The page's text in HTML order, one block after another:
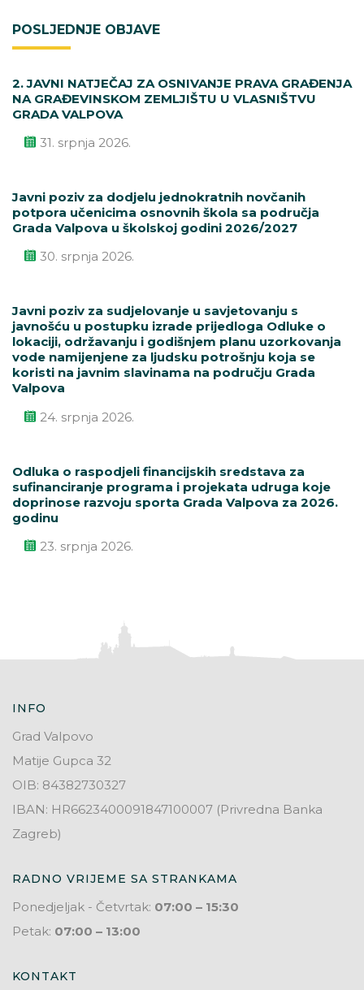
POSLJEDNJE OBJAVE
2. JAVNI NATJEČAJ ZA OSNIVANJE PRAVA GRAĐENJA
NA GRAĐEVINSKOM ZEMLJIŠTU U VLASNIŠTVU
GRADA VALPOVA
31. srpnja 2026.
Javni poziv za dodjelu jednokratnih novčanih
potpora učenicima osnovnih škola sa područja
Grada Valpova u školskoj godini 2026/2027
30. srpnja 2026.
Javni poziv za sudjelovanje u savjetovanju s
javnošću u postupku izrade prijedloga Odluke o
lokaciji, održavanju i godišnjem planu uzorkovanja
vode namijenjene za ljudsku potrošnju koja se
koristi na javnim slavinama na području Grada
Valpova
24. srpnja 2026.
Odluka o raspodjeli financijskih sredstava za
sufinanciranje programa i projekata udruga koje
doprinose razvoju sporta Grada Valpova za 2026.
godinu
23. srpnja 2026.
INFO
Grad Valpovo
Matije Gupca 32
OIB: 84382730327
IBAN: HR6623400091847100007 (Privredna Banka
Zagreb)
RADNO VRIJEME SA STRANKAMA
Ponedjeljak - Četvrtak: 07:00 – 15:30
Petak: 07:00 – 13:00
KONTAKT